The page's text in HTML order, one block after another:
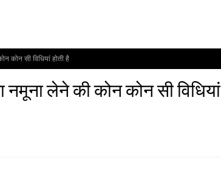
कोन सी विधियां होती है
नमूना लेने की कोन कोन सी विधियां